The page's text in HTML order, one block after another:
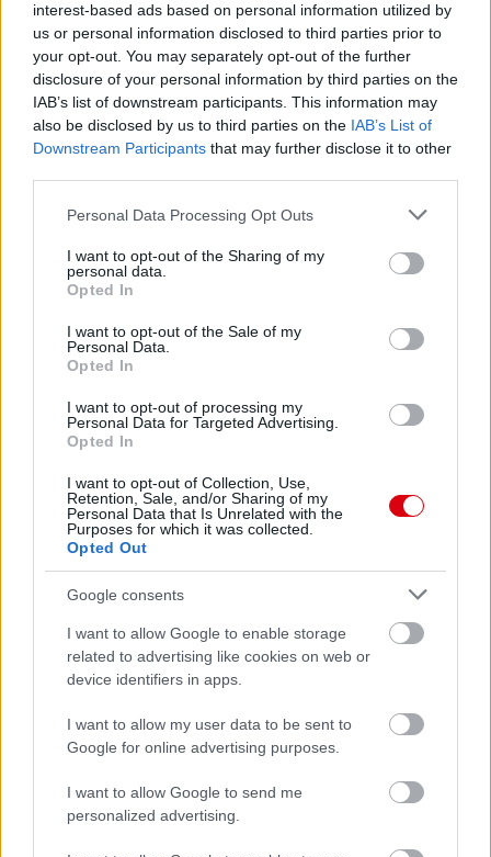
interest-based ads based on personal information utilized by
us or personal information disclosed to third parties prior to
your opt-out. You may separately opt-out of the further
disclosure of your personal information by third parties on the
IAB’s list of downstream participants. This information may
also be disclosed by us to third parties on the IAB’s List of
Downstream Participants that may further disclose it to other
Please note that this website/app uses one or more Google
not limited to your visit or usage behaviour. You may click to
grant or deny consent to Google and its third-party tags to
use your data for below specified purposes in below Google
consent section.
Personal Data Processing Opt Outs
I want to opt-out of the Sharing of my
personal data.
Opted In
I want to opt-out of the Sale of my
Personal Data.
Opted In
I want to opt-out of processing my
Personal Data for Targeted Advertising.
Opted In
I want to opt-out of Collection, Use,
Retention, Sale, and/or Sharing of my
Personal Data that Is Unrelated with the
Purposes for which it was collected.
Opted Out
Google consents
I want to allow Google to enable storage
related to advertising like cookies on web or
device identifiers in apps.
I want to allow my user data to be sent to
Google for online advertising purposes.
I want to allow Google to send me
personalized advertising.
2 nap 13 óra 2 perc 28 másodperc
Leeds United vsManchester United2026-08-12 20:30
AC MilanvsManchester United2026-08-15 18:00
ELŐZŐ MÉRKŐZÉSEK
Támogatás
Támogasd adományoddal
a ManUtdFanatics.hu működését!
Kapcsolódó hírek
LISANDRO MARTINEZ
VISSZAVONULÁSHOZ